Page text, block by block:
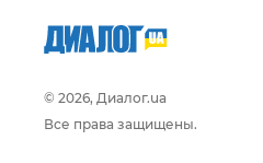
© 2026, Диалог.ua
Все права защищены.